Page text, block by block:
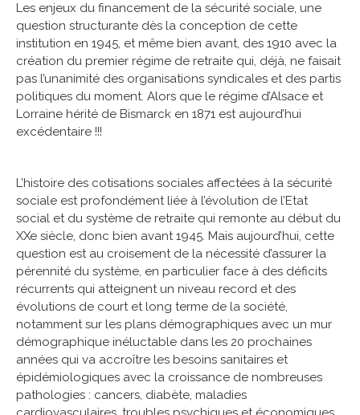
Les enjeux du financement de la sécurité sociale, une
question structurante dès la conception de cette
institution en 1945, et même bien avant, des 1910 avec la
création du premier régime de retraite qui, déjà, ne faisait
pas l’unanimité des organisations syndicales et des partis
politiques du moment. Alors que le régime d’Alsace et
Lorraine hérité de Bismarck en 1871 est aujourd’hui
excédentaire !!!
L’histoire des cotisations sociales affectées à la sécurité
sociale est profondément liée à l’évolution de l’Etat
social et du système de retraite qui remonte au début du
XXe siècle, donc bien avant 1945. Mais aujourd’hui, cette
question est au croisement de la nécessité d’assurer la
pérennité du système, en particulier face à des déficits
récurrents qui atteignent un niveau record et des
évolutions de court et long terme de la société,
notamment sur les plans démographiques avec un mur
démographique inéluctable dans les 20 prochaines
années qui va accroître les besoins sanitaires et
épidémiologiques avec la croissance de nombreuses
pathologies : cancers, diabète, maladies